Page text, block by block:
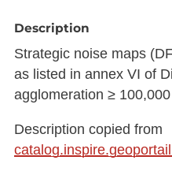
Description
Strategic noise maps
as listed in annex VI of
agglomeration ≥
Description copied from